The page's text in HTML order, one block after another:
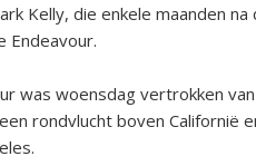
Kelly, die enkele maanden
Endeavour.
was woensdag vertrokken
rondvlucht boven Californië